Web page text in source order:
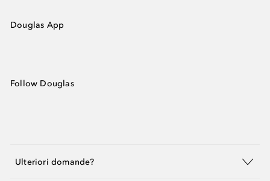
Douglas App
Follow Douglas
Ulteriori domande?